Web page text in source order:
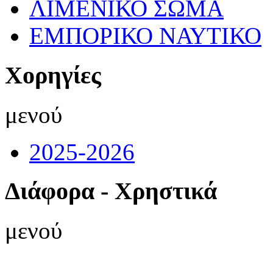
ΛΙΜΕΝΙΚΟ ΣΩΜΑ
ΕΜΠΟΡΙΚΟ ΝΑΥΤΙΚΟ
Χορηγίες
μενού
2025-2026
Διάφορα - Χρηστικά
μενού